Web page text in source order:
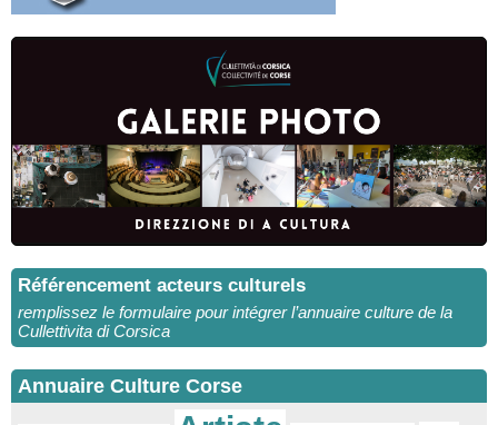
Référencement acteurs culturels
remplissez le formulaire pour intégrer l’annuaire culture de la
Cullettivita di Corsica
Annuaire Culture Corse